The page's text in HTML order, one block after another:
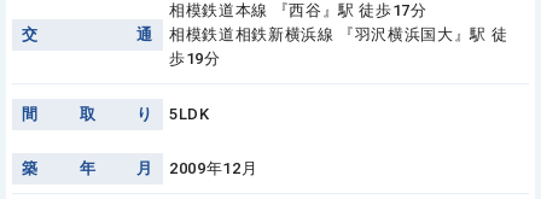
交 通
相模鉄道本線 『西谷』駅 徒歩17分
相模鉄道相鉄新横浜線 『羽沢横浜国大』駅 徒
歩19分
間 取 り 5LDK
築 年 月 2009年12月